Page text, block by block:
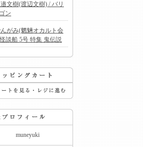
文樹(渡辺文樹) / バリ
ン
がみ(魍魎オカルト会
談船 5号 特集 鬼伝説
muneyuki